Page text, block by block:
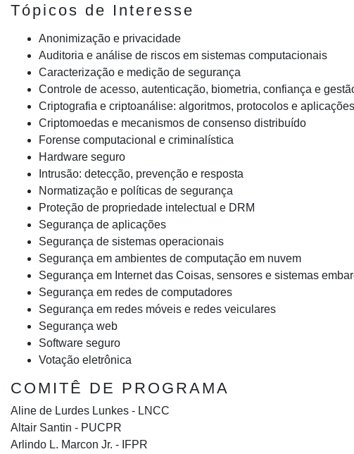
Tópicos de Interesse
Anonimização e privacidade
Auditoria e análise de riscos em sistemas computacionais
Caracterização e medição de segurança
Controle de acesso, autenticação, biometria, confiança e
Criptografia e criptoanálise: algoritmos, protocolos e aplicações
Criptomoedas e mecanismos de consenso distribuído
Forense computacional e criminalística
Hardware seguro
Intrusão: detecção, prevenção e resposta
Normatização e políticas de segurança
Proteção de propriedade intelectual e DRM
Segurança de aplicações
Segurança de sistemas operacionais
Segurança em ambientes de computação em nuvem
Segurança em Internet das Coisas, sensores e sistemas
Segurança em redes de computadores
Segurança em redes móveis e redes veiculares
Segurança web
Software seguro
Votação eletrônica
COMITÊ DE PROGRAMA
Aline de Lurdes Lunkes - LNCC
Altair Santin - PUCPR
Arlindo L. Marcon Jr. - IFPR